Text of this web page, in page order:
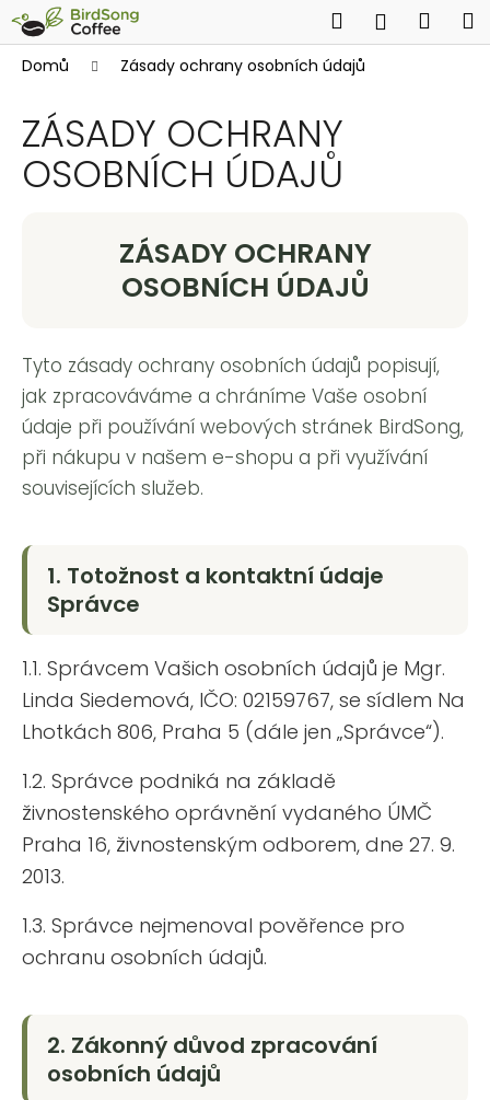
Přejít
na
obsah
Hledat
Domů Zásady ochrany osobních údajů
ZÁSADY OCHRANY
OSOBNÍCH ÚDAJŮ
ZÁSADY OCHRANY
OSOBNÍCH ÚDAJŮ
Tyto zásady ochrany osobních údajů popisují,
jak zpracováváme a chráníme Vaše osobní
údaje při používání webových stránek BirdSong,
při nákupu v našem e-shopu a při využívání
souvisejících služeb.
1. Totožnost a kontaktní údaje
Správce
1.1. Správcem Vašich osobních údajů je Mgr.
Linda Siedemová, IČO: 02159767, se sídlem Na
Lhotkách 806, Praha 5 (dále jen „Správce“).
1.2. Správce podniká na základě
živnostenského oprávnění vydaného ÚMČ
Praha 16, živnostenským odborem, dne 27. 9.
2013.
1.3. Správce nejmenoval pověřence pro
ochranu osobních údajů.
2. Zákonný důvod zpracování
osobních údajů
K
C
p
o
t
e
t
e
n
a
j
í
t
HLEDAT
D
o
p
o
u
u
e